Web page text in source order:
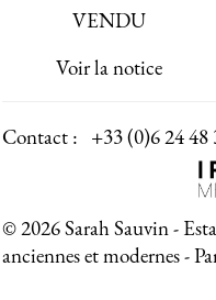
VENDU
Voir la notice
Contact : +33 (0)6 24
© 2026 Sarah Sauvin -
anciennes et modernes -